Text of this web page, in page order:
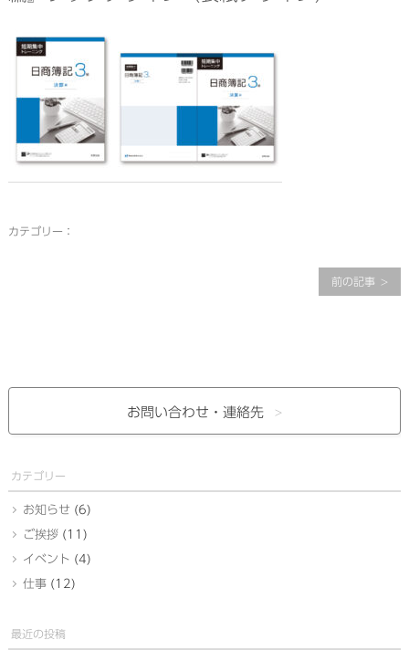
カテゴリー：
前の記事
お問い合わせ・ 連絡先
カテゴリー
お知らせ (6)
ご挨拶(11)
イベント (4)
仕事(12)
最近の投稿